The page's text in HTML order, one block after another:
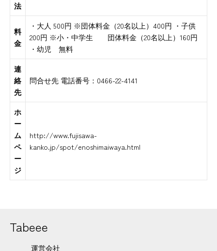
法
料
金
・大人 500円 ※団体料金（20名以上）400円 ・子供
200円 ※小・中学生 団体料金（20名以上）160円
・幼児 無料
連
絡
先
問合せ先 電話番号：0466-22-4141
ホ
ー
ム
ペ
ー
ジ
http://www.fujisawa-
kanko.jp/spot/enoshimaiwaya.html
Tabeee
運営会社